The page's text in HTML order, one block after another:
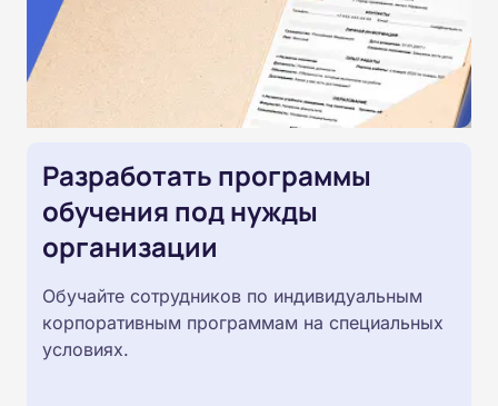
Разработать программы
обучения под нужды
организации
Обучайте сотрудников по индивидуальным
корпоративным программам на специальных
условиях.